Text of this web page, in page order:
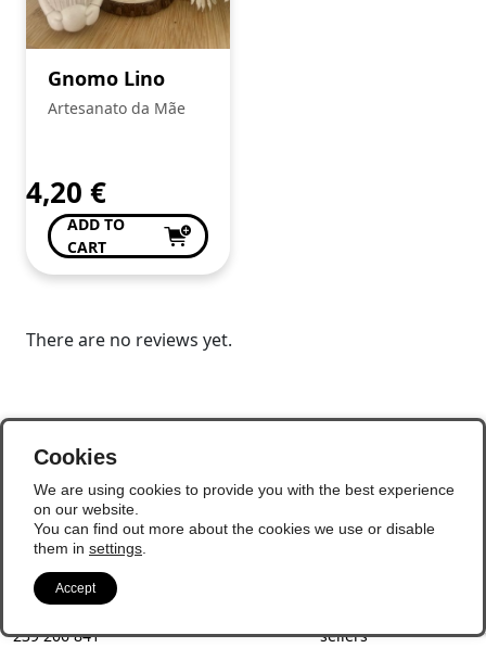
Gnomo Lino
Artesanato da Mãe
4,20 €
ADD TO
CART
There are no reviews yet.
Available from
09h00 to 17h00
Call national mobile
geral@sourecomerci
239 206 841
How to Buy
How to Sell
Cookie Policy
General conditions
sellers
Cookies
We are using cookies to provide you with the best experience
on our website.
You can find out more about the cookies we use or disable
them in settings
Accept